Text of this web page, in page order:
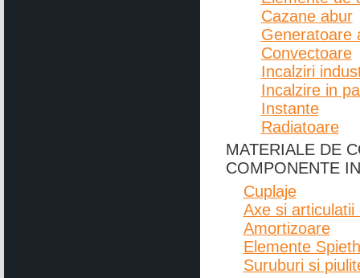
Cazane abur
Generatoare
Convectoare
Incalziri
Incalzire in
Instante
Radiatoare
MATERIALE DE
COMPONENTE
Cuplaje
Axe si articulatii
Amortizoare
Elemente Spieth
Suruburi si